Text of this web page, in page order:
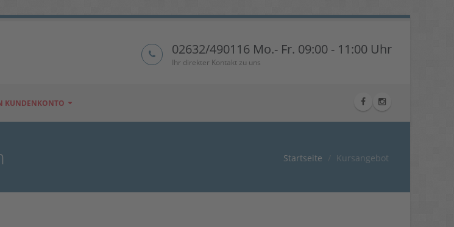
02632/490116 Mo.- Fr. 09:00 - 11:00 Uhr
Ihr direkter Kontakt zu uns
KUNDENKONTO
Startseite Kursangebot